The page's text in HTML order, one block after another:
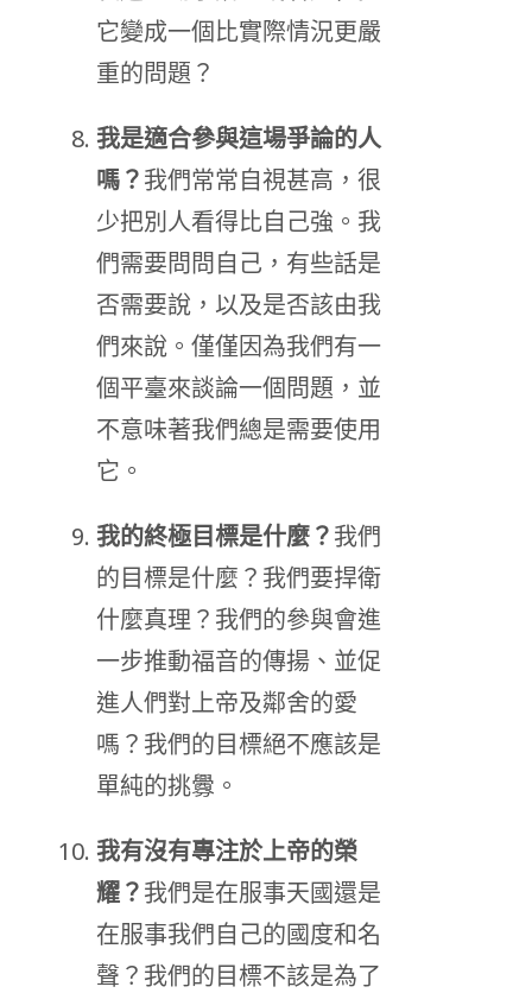
它變成一個比實際情況更嚴
重的問題？
我是適合參與這場爭論的人
嗎？我們常常自視甚高，很
少把別人看得比自己強。我
們需要問問自己，有些話是
否需要說，以及是否該由我
們來說。僅僅因為我們有一
個平臺來談論一個問題，並
不意味著我們總是需要使用
它。
我的終極目標是什麼？我們
的目標是什麼？我們要捍衛
什麼真理？我們的參與會進
一步推動福音的傳揚、並促
進人們對上帝及鄰舍的愛
嗎？我們的目標絕不應該是
單純的挑釁。
我有沒有專注於上帝的榮
耀？我們是在服事天國還是
在服事我們自己的國度和名
聲？我們的目標不該是為了